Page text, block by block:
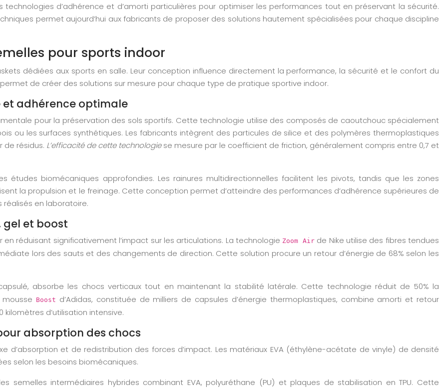
d’adhérence et d’amorti particulières pour optimiser les performances tout en préservant la sécurité.
permet aujourd’hui aux fabricants de proposer des solutions hautement spécialisées pour chaque discipline
pour sports indoor
dédiées aux sports en salle. Leur conception influence directement la performance, la sécurité et le confort du
de créer des solutions sur mesure pour chaque type de pratique sportive indoor.
adhérence optimale
pour la préservation des sols sportifs. Cette technologie utilise des composés de caoutchouc spécialement
ou les surfaces synthétiques. Les fabricants intègrent des particules de silice et des polymères thermoplastiques
de résidus. L’efficacité de cette technologiese mesure par le coefficient de friction, généralement compris entre 0,7 et
études biomécaniques approfondies. Les rainures multidirectionnelles facilitent les pivots, tandis que les zones
la propulsion et le freinage. Cette conception permet d’atteindre des performances d’adhérence supérieures de
réalisés en laboratoire.
gel et boost
réduisant significativement l’impact sur les articulations. La technologie Zoom Airde Nike utilise des fibres tendues
lors des sauts et des changements de direction. Cette solution procure un retour d’énergie de 68% selon les
absorbe les chocs verticaux tout en maintenant la stabilité latérale. Cette technologie réduit de 50% la
Boost d’Adidas, constituée de milliers de capsules d’énergie thermoplastiques, combine amorti et retour
kilomètres d’utilisation intensive.
absorption des chocs
d’absorption et de redistribution des forces d’impact. Les matériaux EVA (éthylène-acétate de vinyle) de densité
selon les besoins biomécaniques.
semelles intermédiaires hybrides combinant EVA, polyuréthane (PU) et plaques de stabilisation en TPU. Cette